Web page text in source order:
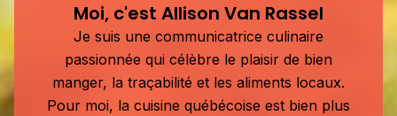
Moi, c'est Allison Van Rassel
Je suis une communicatrice culinaire
passionnée qui célèbre le plaisir de bien
manger, la traçabilité et les aliments locaux.
Pour moi, la cuisine québécoise est bien plus